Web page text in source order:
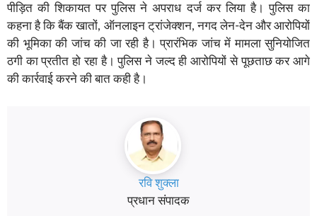
पीड़ित की शिकायत पर पुलिस ने अपराध दर्ज कर लिया है। पुलिस का
कहना है कि बैंक खातों, ऑनलाइन ट्रांजेक्शन, नगद लेन-देन और आरोपियों
की भूमिका की जांच की जा रही है। प्रारंभिक जांच में मामला सुनियोजित
ठगी का प्रतीत हो रहा है। पुलिस ने जल्द ही आरोपियों से पूछताछ कर आगे
की कार्रवाई करने की बात कही है।
रवि शुक्ला
प्रधान संपादक